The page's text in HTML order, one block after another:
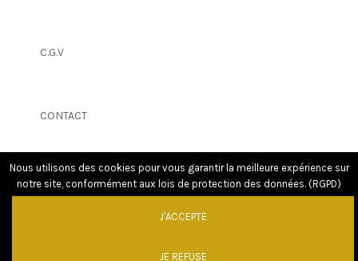
C.G.V
CONTACT
Nous utilisons des cookies pour vous garantir la meilleure expérience sur
notre site, conformément aux lois de protection des données. (RGPD)
J'ACCEPTE
JE REFUSE